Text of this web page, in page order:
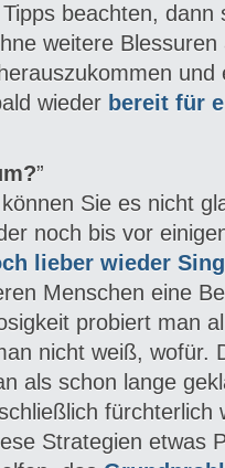
beachten, dann
weitere Blessuren
wieder bereit für
”
Sie es nicht
noch bis vor
lieber wieder
Menschen eine
probiert man
nicht weiß, wofür.
als schon lange
fürchterlich
Strategien etwas